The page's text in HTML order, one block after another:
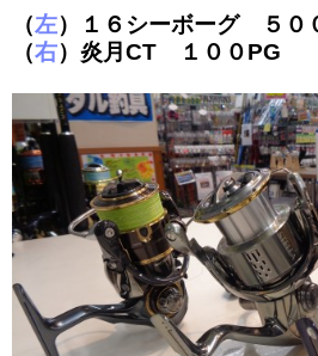
（左）１６シーボーグ ５０
（右）炎月CT １００PG